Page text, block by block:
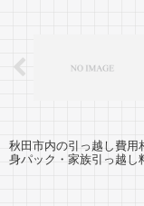
秋田市内の引っ越し費用
身パック・家族引っ越し